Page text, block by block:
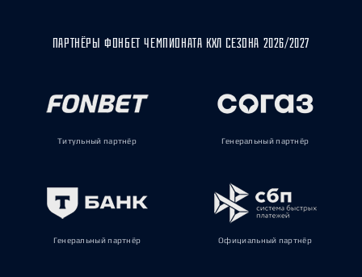
ПАРТНЁРЫ ФОНБЕТ ЧЕМПИОНАТА КХЛ СЕЗОНА 2026/2027
Титульный партнёр Генеральный партнёр
Генеральный партнёр Официальный партнёр